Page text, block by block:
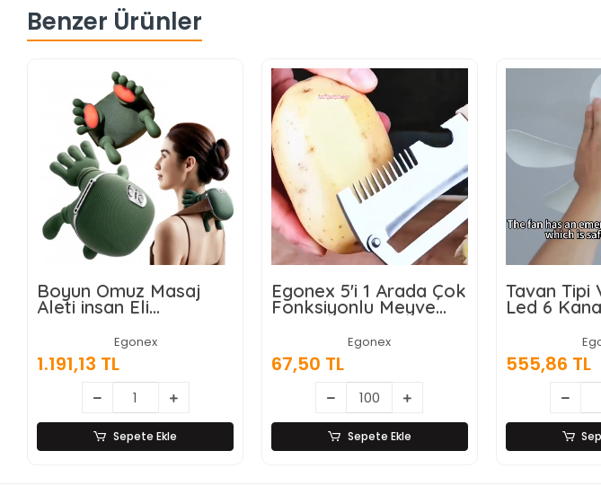
Benzer Ürünler
Boyun Omuz Masaj
Aleti insan Eli
Egonex
1.191,13 TL
Sepete Ekle
Egonex 5'i 1 Arada Çok
Fonksiyonlu Meyve
Sebze Soyacağı,
Jülyen Dilimleyici ve
Şişe Açacağı – Ahşap
Saplı Paslanmaz Çelik
Egonex
67,50 TL
Sepete Ekle
Tavan Tipi
Led 6
555,86 TL